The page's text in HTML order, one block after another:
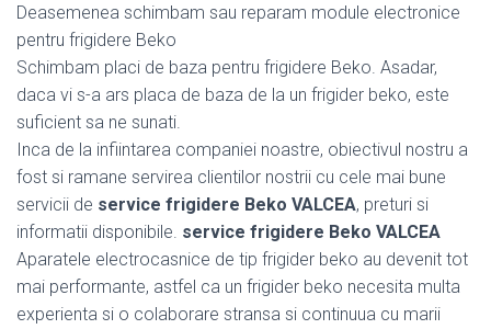
Deasemenea schimbam sau reparam module electronice
pentru frigidere Beko
Schimbam placi de baza pentru frigidere Beko. Asadar,
daca vi s-a ars placa de baza de la un frigider beko, este
suficient sa ne sunati.
Inca de la infiintarea companiei noastre, obiectivul nostru a
fost si ramane servirea clientilor nostrii cu cele mai bune
servicii de service frigidere Beko VALCEA, preturi si
informatii disponibile. service frigidere Beko VALCEA
Aparatele electrocasnice de tip frigider beko au devenit tot
mai performante, astfel ca un frigider beko necesita multa
experienta si o colaborare stransa si continuua cu marii